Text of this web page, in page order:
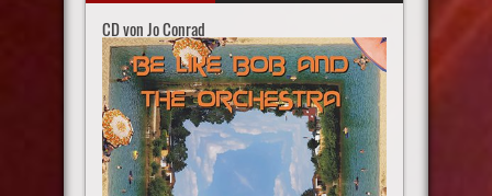
CD von Jo Conrad